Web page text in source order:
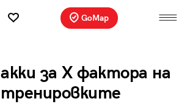
GoMap
за X факторa на